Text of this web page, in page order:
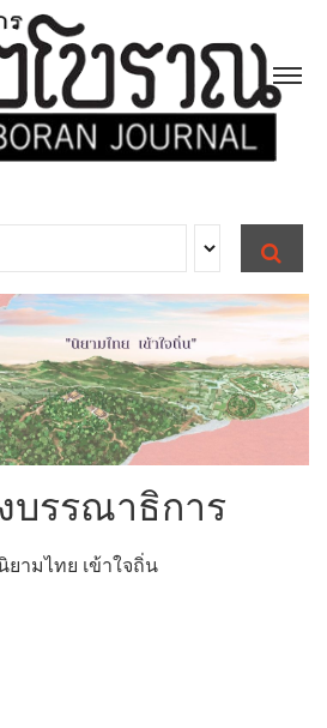
e
a
r
c
h
S
E
A
R
C
H
บรรณาธิการ
ามไทย เข้าใจถิ่น